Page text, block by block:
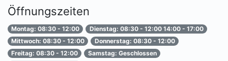
Öffnungszeiten
Montag: 08:30 - 12:00
Dienstag: 08:30 - 12:00 14:00 - 17:00
Mittwoch: 08:30 - 12:00
Donnerstag: 08:30 - 12:00
Freitag: 08:30 - 12:00
Samstag: Geschlossen